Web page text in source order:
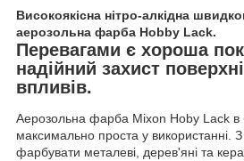
Високоякісна нітро-алкідна
аерозольна фарба Hobby Lack.
Перевагами є хороша
надійний захист
впливів.
Аерозольна фарба Mixon Hoby Lack в
максимально проста у використанні.
фарбувати металеві, дерев'яні та